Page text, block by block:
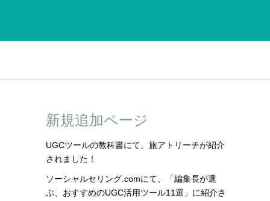
新規追加ページ
UGCツールの教科書にて、旅アトリーチが紹介
されました！
ソーシャルセリング.comにて、「編集長が選
ぶ、おすすめのUGC活用ツール11選」に紹介さ